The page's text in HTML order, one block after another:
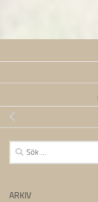
Sök
efter:
ARKIV